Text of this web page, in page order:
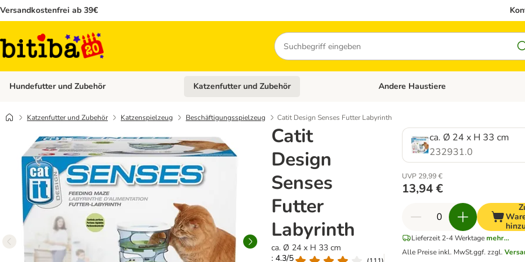
Versandkostenfrei ab 39€
Suchen
Hundefutter und Zubehör Kategorie-Menü öffnen: Hundefutter und Zubehör
Katzenfutter und Zubehör Kategorie-Menü öffnen: Katzenfutter und
Andere Haustiere
Katzenfutter und Zubehör Katzenspielzeug Beschäftigungsspielzeug Catit Design Senses Futter Labyrinth
Catit
Design
Senses
Futter
Labyrinth
ca. Ø 24 x H 33 cm
: 4.3/5
ca. Ø 24 x H 33 cm
232931.0
UVP 29,99 €
13,94 €
Lieferzeit 2-4 Werktage mehr...
Alle Preise inkl. MwSt.ggf. zzgl.